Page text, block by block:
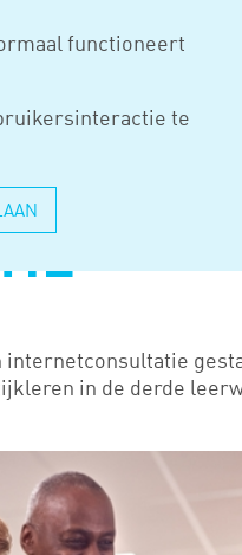
functioneert
te
IN
internetconsultatie
in de derde